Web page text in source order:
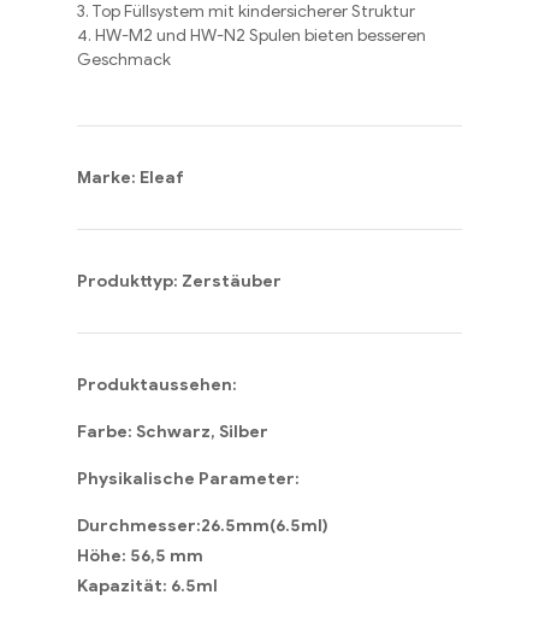
3. Top Füllsystem mit kindersicherer Struktur
4. HW-M2 und HW-N2 Spulen bieten besseren
Geschmack
Marke: Eleaf
Produkttyp: Zerstäuber
Produktaussehen:
Farbe: Schwarz, Silber
Physikalische Parameter:
Durchmesser:26.5mm(6.5ml)
Höhe: 56,5 mm
Kapazität: 6.5ml